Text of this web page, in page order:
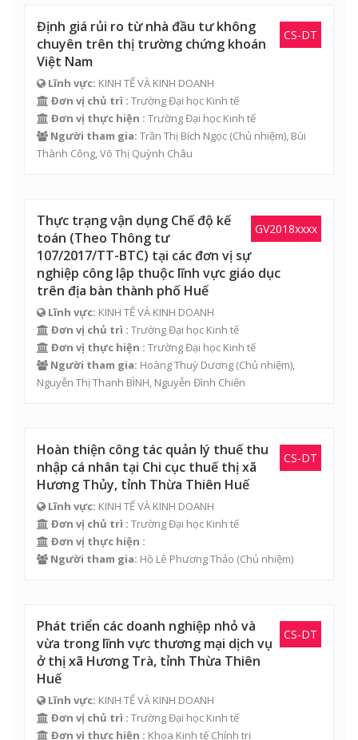
CS-DT
Định giá rủi ro từ nhà đầu tư không
chuyên trên thị trường chứng khoán
Việt Nam
Lĩnh vực: KINH TẾ VÀ KINH DOANH
Đơn vị chủ trì : Trường Đại học Kinh tế
Đơn vị thực hiện : Trường Đại học Kinh tế
Người tham gia: Trần Thị Bích Ngọc (Chủ nhiệm), Bùi
Thành Công , Võ Thị Quỳnh Châu
GV2018xxxx
Thực trạng vận dụng Chế độ kế
toán (Theo Thông tư
107/2017/TT-BTC) tại các đơn vị sự
nghiệp công lập thuộc lĩnh vực giáo dục
trên địa bàn thành phố Huế
Lĩnh vực: KINH TẾ VÀ KINH DOANH
Đơn vị chủ trì : Trường Đại học Kinh tế
Đơn vị thực hiện : Trường Đại học Kinh tế
Người tham gia: Hoàng Thuỳ Dương (Chủ nhiệm),
Nguyễn Thị Thanh BÌNH Nguyễn Đình Chiến
CS-DT
Hoàn thiện công tác quản lý thuế thu
nhập cá nhân tại Chi cục thuế thị xã
Hương Thủy, tỉnh Thừa Thiên Huế
Lĩnh vực: KINH TẾ VÀ KINH DOANH
Đơn vị chủ trì : Trường Đại học Kinh tế
Đơn vị thực hiện :
Người tham gia: Hồ Lê Phương Thảo (Chủ nhiệm)
CS-DT
Phát triển các doanh nghiệp nhỏ và
vừa trong lĩnh vực thương mại dịch vụ
ở thị xã Hương Trà, tỉnh Thừa Thiên
Huế
Lĩnh vực: KINH TẾ VÀ KINH DOANH
Đơn vị chủ trì : Trường Đại học Kinh tế
Đơn vị thực hiện : Khoa Kinh tế Chính trị